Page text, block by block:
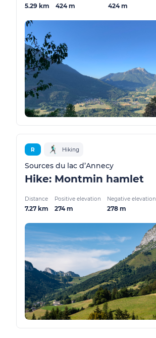
5.29 km 424 m 424 m
R Hiking
Sources du lac d’Annecy
Hike: Montmin hamlet
Distance
7.27 km
Positive elevation
274 m
Negative elevation
278 m